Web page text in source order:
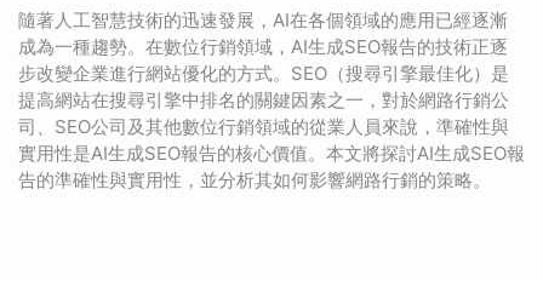
隨著人工智慧技術的迅速發展，AI在各個領域的應用已經逐漸
成為一種趨勢。在數位行銷領域，AI生成SEO報告的技術正逐
步改變企業進行網站優化的方式。SEO（搜尋引擎最佳化）是
提高網站在搜尋引擎中排名的關鍵因素之一，對於網路行銷公
司、SEO公司及其他數位行銷領域的從業人員來說，準確性與
實用性是AI生成SEO報告的核心價值。本文將探討AI生成SEO報
告的準確性與實用性，並分析其如何影響網路行銷的策略。